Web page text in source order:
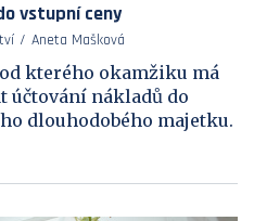
vstupní ceny
Aneta Mašková
kterého okamžiku má
účtování nákladů do
dlouhodobého majetku.